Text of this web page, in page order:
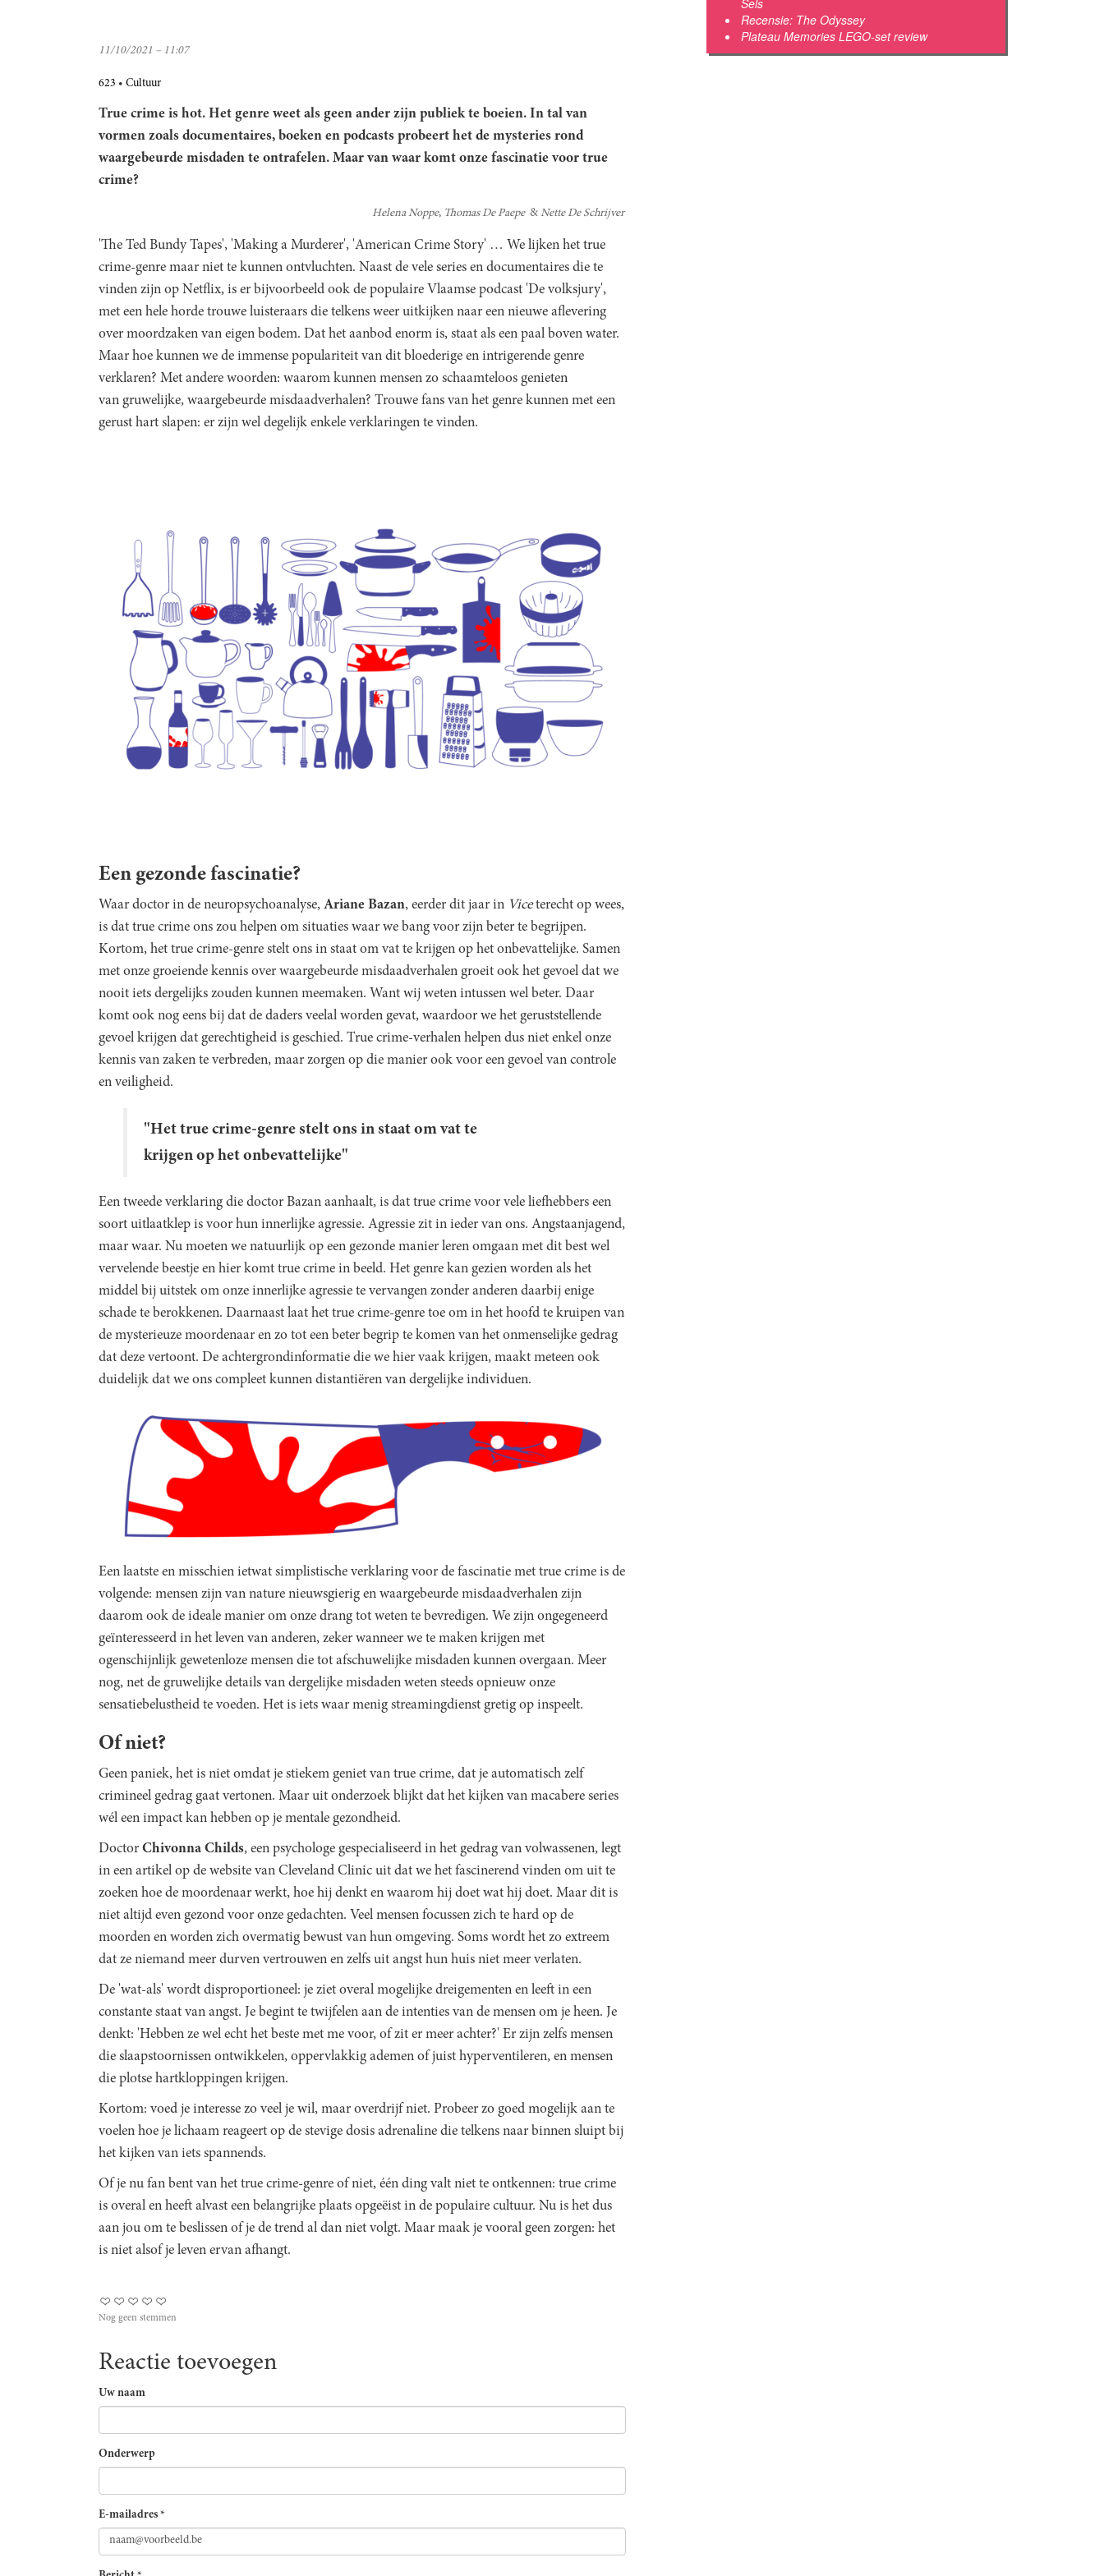
11/10/2021 – 11:07
623 Cultuur
True crime is hot. Het genre weet als geen ander zijn publiek te boeien. In tal van
vormen zoals documentaires, boeken en podcasts probeert het de mysteries rond
waargebeurde misdaden te ontrafelen. Maar van waar komt onze fascinatie voor true
crime?
Helena Noppe Thomas De Paepe Nette De Schrijver
'The Ted Bundy Tapes', 'Making a Murderer', 'American Crime Story' … We lijken het true
crime-genre maar niet te kunnen ontvluchten. Naast de vele series en documentaires die te
vinden zijn op Netflix, is er bijvoorbeeld ook de populaire Vlaamse podcast 'De volksjury',
met een hele horde trouwe luisteraars die telkens weer uitkijken naar een nieuwe aflevering
over moordzaken van eigen bodem. Dat het aanbod enorm is, staat als een paal boven water.
Maar hoe kunnen we de immense populariteit van dit bloederige en intrigerende genre
verklaren? Met andere woorden: waarom kunnen mensen zo schaamteloos genieten
van gruwelijke, waargebeurde misdaadverhalen? Trouwe fans van het genre kunnen met een
gerust hart slapen: er zijn wel degelijk enkele verklaringen te vinden.
Een gezonde fascinatie?
Waar doctor in de neuropsychoanalyse, Ariane Bazan, eerder dit jaar in Viceterecht op wees,
is dat true crime ons zou helpen om situaties waar we bang voor zijn beter te begrijpen.
Kortom, het true crime-genre stelt ons in staat om vat te krijgen op het onbevattelijke. Samen
met onze groeiende kennis over waargebeurde misdaadverhalen groeit ook het gevoel dat we
nooit iets dergelijks zouden kunnen meemaken. Want wij weten intussen wel beter. Daar
komt ook nog eens bij dat de daders veelal worden gevat, waardoor we het geruststellende
gevoel krijgen dat gerechtigheid is geschied. True crime-verhalen helpen dus niet enkel onze
kennis van zaken te verbreden, maar zorgen op die manier ook voor een gevoel van controle
en veiligheid.
"Het true crime-genre stelt ons in staat om vat te
krijgen op het onbevattelijke"
Een tweede verklaring die doctor Bazan aanhaalt, is dat true crime voor vele liefhebbers een
soort uitlaatklep is voor hun innerlijke agressie. Agressie zit in ieder van ons. Angstaanjagend,
maar waar. Nu moeten we natuurlijk op een gezonde manier leren omgaan met dit best wel
vervelende beestje en hier komt true crime in beeld. Het genre kan gezien worden als het
middel bij uitstek om onze innerlijke agressie te vervangen zonder anderen daarbij enige
schade te berokkenen. Daarnaast laat het true crime-genre toe om in het hoofd te kruipen van
de mysterieuze moordenaar en zo tot een beter begrip te komen van het onmenselijke gedrag
dat deze vertoont. De achtergrondinformatie die we hier vaak krijgen, maakt meteen ook
duidelijk dat we ons compleet kunnen distantiëren van dergelijke individuen.
Een laatste en misschien ietwat simplistische verklaring voor de fascinatie met true crime is de
volgende: mensen zijn van nature nieuwsgierig en waargebeurde misdaadverhalen zijn
daarom ook de ideale manier om onze drang tot weten te bevredigen. We zijn ongegeneerd
geïnteresseerd in het leven van anderen, zeker wanneer we te maken krijgen met
ogenschijnlijk gewetenloze mensen die tot afschuwelijke misdaden kunnen overgaan. Meer
nog, net de gruwelijke details van dergelijke misdaden weten steeds opnieuw onze
sensatiebelustheid te voeden. Het is iets waar menig streamingdienst gretig op inspeelt.
Of niet?
Geen paniek, het is niet omdat je stiekem geniet van true crime, dat je automatisch zelf
crimineel gedrag gaat vertonen. Maar uit onderzoek blijkt dat het kijken van macabere series
wél een impact kan hebben op je mentale gezondheid.
Doctor Chivonna Childs, een psychologe gespecialiseerd in het gedrag van volwassenen, legt
in een artikel op de website van Cleveland Clinic uit dat we het fascinerend vinden om uit te
zoeken hoe de moordenaar werkt, hoe hij denkt en waarom hij doet wat hij doet. Maar dit is
niet altijd even gezond voor onze gedachten. Veel mensen focussen zich te hard op de
moorden en worden zich overmatig bewust van hun omgeving. Soms wordt het zo extreem
dat ze niemand meer durven vertrouwen en zelfs uit angst hun huis niet meer verlaten.
De 'wat-als' wordt disproportioneel: je ziet overal mogelijke dreigementen en leeft in een
constante staat van angst. Je begint te twijfelen aan de intenties van de mensen om je heen. Je
denkt: 'Hebben ze wel echt het beste met me voor, of zit er meer achter?' Er zijn zelfs mensen
die slaapstoornissen ontwikkelen, oppervlakkig ademen of juist hyperventileren, en mensen
die plotse hartkloppingen krijgen.
Kortom: voed je interesse zo veel je wil, maar overdrijf niet. Probeer zo goed mogelijk aan te
voelen hoe je lichaam reageert op de stevige dosis adrenaline die telkens naar binnen sluipt bij
het kijken van iets spannends.
Of je nu fan bent van het true crime-genre of niet, één ding valt niet te ontkennen: true crime
is overal en heeft alvast een belangrijke plaats opgeëist in de populaire cultuur. Nu is het dus
aan jou om te beslissen of je de trend al dan niet volgt. Maar maak je vooral geen zorgen: het
is niet alsof je leven ervan afhangt.
Nog geen stemmen
Reactie toevoegen
Uw naam
Onderwerp
E-mailadres *
Recensie: The Odyssey
Plateau Memories LEGO-set review